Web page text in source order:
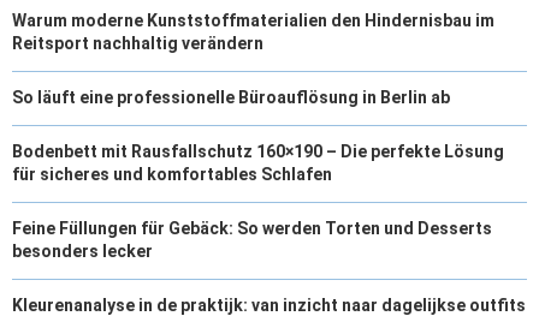
Warum moderne Kunststoffmaterialien den Hindernisbau im
Reitsport nachhaltig verändern
So läuft eine professionelle Büroauflösung in Berlin ab
Bodenbett mit Rausfallschutz 160×190 – Die perfekte Lösung
für sicheres und komfortables Schlafen
Feine Füllungen für Gebäck: So werden Torten und Desserts
besonders lecker
Kleurenanalyse in de praktijk: van inzicht naar dagelijkse outfits